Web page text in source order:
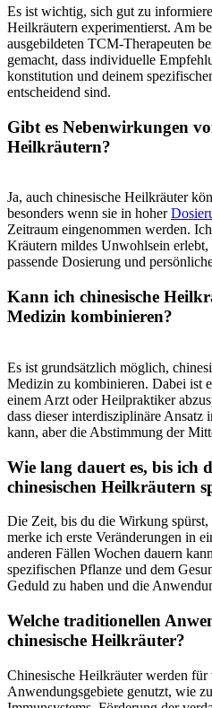
Es ist wichtig, sich‍ gut zu
Heilkräutern experimentierst. Am
‌ausgebildeten TCM-Therapeuten
⁢gemacht, dass individuelle
konstitution und ​deinem
entscheidend sind.
Gibt es Nebenwirkungen
Heilkräutern?
Ja, auch chinesische ​Heilkräuter
besonders⁣ wenn sie in hoher
Zeitraum eingenommen werden.
Kräutern mildes Unwohlsein erlebt,
⁢passende Dosierung und
Kann ich chinesische‌
Medizin kombinieren?
Es ist grundsätzlich möglich,
Medizin zu kombinieren. Dabei ist
einem Arzt oder Heilpraktiker
dass dieser interdisziplinäre
kann, aber die Abstimmung der
Wie lang ‌dauert es, bis⁢ ich
chinesischen‍ Heilkräutern
Die Zeit, bis du die Wirkung
merke ich ⁣erste⁣ Veränderungen in
anderen Fällen Wochen dauern
spezifischen ‍Pflanze und dem⁢
Geduld zu haben ⁤und die‍
Welche traditionellen
chinesische Heilkräuter?
Chinesische ⁤Heilkräuter werden für
Anwendungsgebiete genutzt, wie